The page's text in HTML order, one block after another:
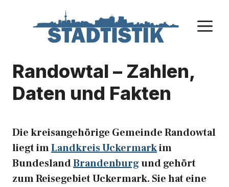
Randowtal – Zahlen,
Daten und Fakten
Die kreisangehörige Gemeinde Randowtal
liegt imLandkreis Uckermarkim
BundeslandBrandenburgund gehört
zum Reisegebiet Uckermark. Sie hat eine